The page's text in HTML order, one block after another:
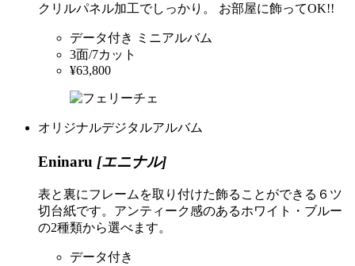
クリルパネル加工でしっかり。 お部屋に飾ってOK!!
データ付き ミニアルバム
3面/7カット
¥63,800
オリジナルデジタルアルバム
Eninaru [エニナル]
表と裏にフレームを取り付けた飾ることができる６ツ
切台紙です。アンティーク感のあるホワイト・ブルー
の2種類から選べます。
データ付き